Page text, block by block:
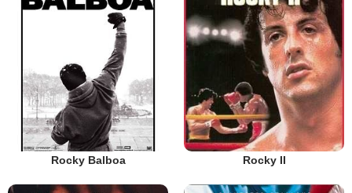
Rocky Balboa Rocky II